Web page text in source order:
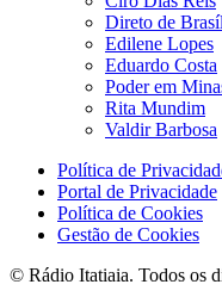
Direto de
Edilene Lopes
Eduardo Costa
Poder em
Rita Mundim
Valdir Barbosa
Política de
Portal de Privacidade
Política de Cookies
Gestão de Cookies
© Rádio Itatiaia. Todos os